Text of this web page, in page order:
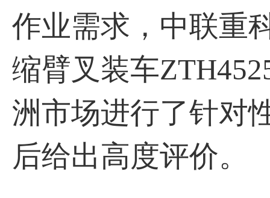
作业需求，中联重
缩臂叉装车
洲市场进行了针对
后给出高度评价。